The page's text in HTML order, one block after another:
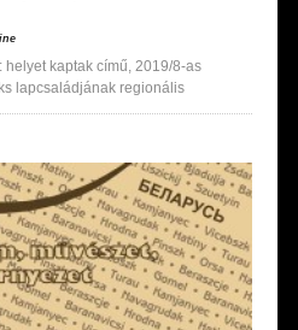
helyet kaptak című, 2019/8-as
lapcsaládjának regionális